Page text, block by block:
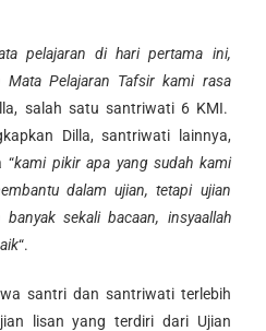
pelajaran di hari pertama ini,
Mata Pelajaran Tafsir kami rasa
salah satu santriwati 6 KMI.
Dilla, santriwati lainnya,
“kami pikir apa yang sudah kami
dalam ujian, tetapi ujian
sekali bacaan, insyaallah
“.
santri dan santriwati terlebih
lisan yang terdiri dari Ujian